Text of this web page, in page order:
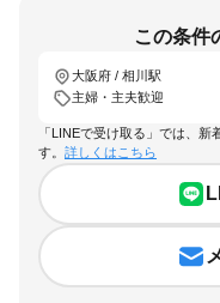
この条件
大阪府 / 相川駅
主婦・主夫歓迎
「LINEで受け取る」では、
す。 詳しくはこちら